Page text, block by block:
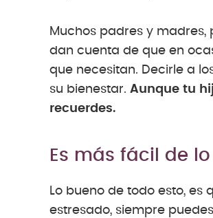
Muchos padres y
dan cuenta de que en
que necesitan. Decirle a
su bienestar. Aunque tu
recuerdes.
Es más fácil de
Lo bueno de todo esto,
estresado, siempre